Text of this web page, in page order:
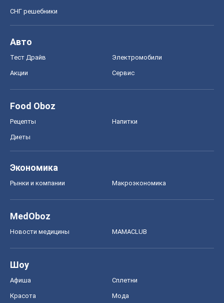
СНГ решебники
Авто
Тест Драйв Электромобили
Акции Сервис
Food Oboz
Рецепты Напитки
Диеты
Экономика
Рынки и компании Mакроэкономика
MedOboz
Новости медицины MAMACLUB
Шоу
Афиша Сплетни
Красота Мода